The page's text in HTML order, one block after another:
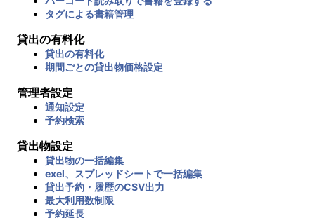
タグによる書籍管理
貸出の有料化
貸出の有料化
期間ごとの貸出物価格設定
管理者設定
通知設定
予約検索
貸出物設定
貸出物の一括編集
exel、スプレッドシートで一括編集
貸出予約・履歴のCSV出力
最大利用数制限
予約延長